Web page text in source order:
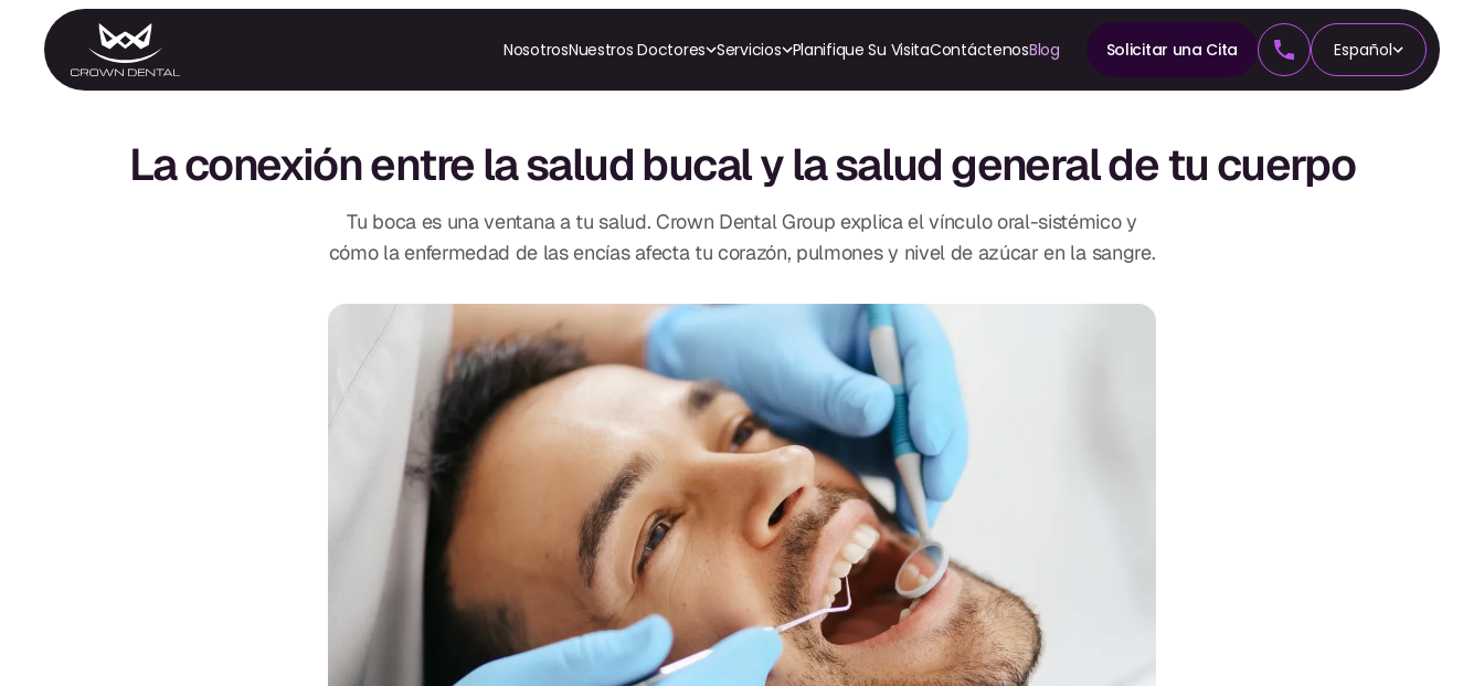
NosotrosNuestros Doctores Servicios
Emergencia
Extracciones
Exámenes Orales
Tratamiento Periodontal
Programa Preventivo
Deportivos
All-on-6
Coronas y Fundas
Empastes Dentales
Dentaduras
Implantes Dentales
Implantes el Mismo Día
Reparaciones el Mismo
Día
Carillas
CBCT
Impresiones Digitales
Radiografía Digital
Ortodoncia
Planifique Su VisitaContáctenosBlog Solicitar una Cita Español
La conexión entre la salud bucal y la salud general de tu cuerpo
Tu boca es una ventana a tu salud. Crown Dental Group explica el vínculo oral-sistémico y
cómo la enfermedad de las encías afecta tu corazón, pulmones y nivel de azúcar en la sangre.